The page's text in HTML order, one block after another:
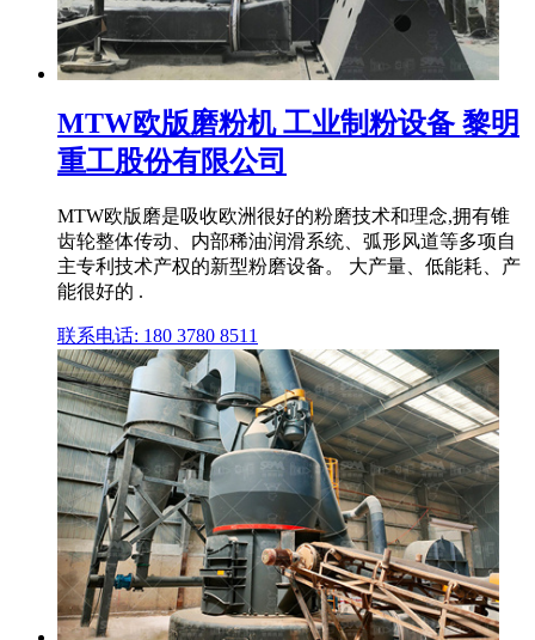
MTW欧版磨粉机 工业制粉设备 黎明
重工股份有限公司
MTW欧版磨是吸收欧洲很好的粉磨技术和理念,拥有锥
齿轮整体传动、内部稀油润滑系统、弧形风道等多项自
主专利技术产权的新型粉磨设备。 大产量、低能耗、产
能很好的 .
联系电话: 180 3780 8511